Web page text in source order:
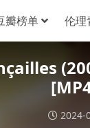
瓣榜单 伦理
2024-